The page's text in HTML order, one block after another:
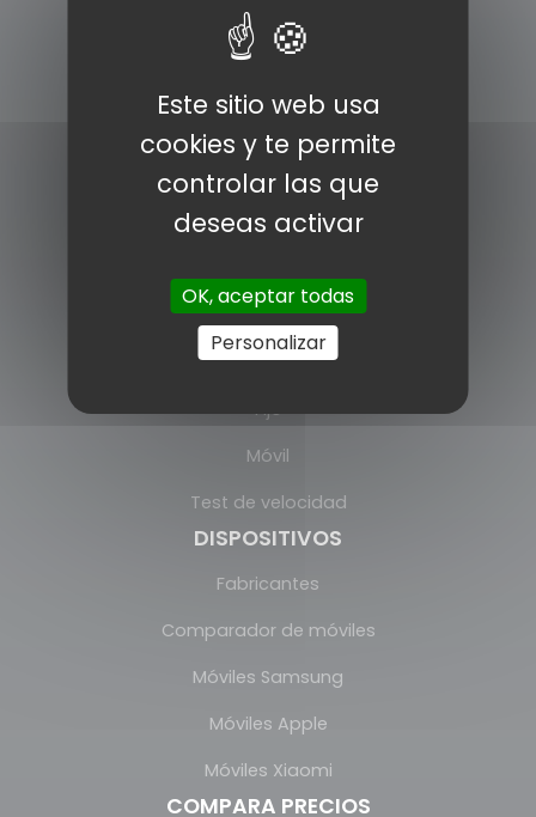
Pólitica de cookies
Aviso legal
Prensa
Política de privacidad
Contacto
Operadores
Fibra
Fijo
Móvil
Test de velocidad
DISPOSITIVOS
Fabricantes
Comparador de móviles
Móviles Samsung
Móviles Apple
Móviles Xiaomi
COMPARA PRECIOS
Este sitio web usa
cookies y te permite
controlar las que
deseas activar
OK, aceptar todas
Personalizar